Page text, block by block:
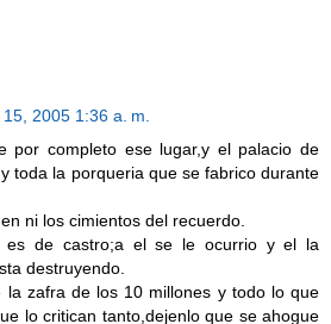
2005 1:36 a. m.
por completo ese lugar,y el palacio de
toda la porqueria que se fabrico durante
ni los cimientos del recuerdo.
es de castro;a el se le ocurrio y el la
destruyendo.
la zafra de los 10 millones y todo lo que
lo critican tanto,dejenlo que se ahogue